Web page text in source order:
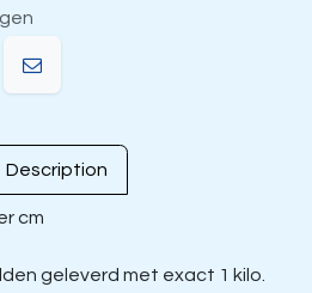
Description
cm
geleverd met exact 1 kilo.